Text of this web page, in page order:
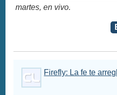
martes, en vivo.
Firefly: La fe te